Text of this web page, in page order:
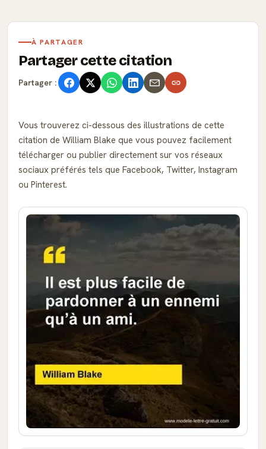
À PARTAGER
Partager cette citation
Partager :
Vous trouverez ci-dessous des illustrations de cette
citation de William Blake que vous pouvez facilement
télécharger ou publier directement sur vos réseaux
sociaux préférés tels que Facebook, Twitter, Instagram
ou Pinterest.